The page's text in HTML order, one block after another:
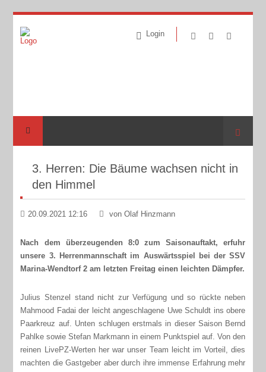
Login
Suche
3. Herren: Die Bäume wachsen nicht in
den Himmel
20.09.2021 12:16 von Olaf Hinzmann
Nach dem überzeugenden 8:0 zum Saisonauftakt, erfuhr
unsere 3. Herrenmannschaft im Auswärtsspiel bei der SSV
Marina-Wendtorf 2 am letzten Freitag einen leichten Dämpfer.
Julius Stenzel stand nicht zur Verfügung und so rückte neben
Mahmood Fadai der leicht angeschlagene Uwe Schuldt ins obere
Paarkreuz auf. Unten schlugen erstmals in dieser Saison Bernd
Pahlke sowie Stefan Markmann in einem Punktspiel auf. Von den
reinen LivePZ-Werten her war unser Team leicht im Vorteil, dies
machten die Gastgeber aber durch ihre immense Erfahrung mehr